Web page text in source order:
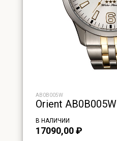
AB0B005W
Orient AB0B005W
В НАЛИЧИИ
17090,00₽